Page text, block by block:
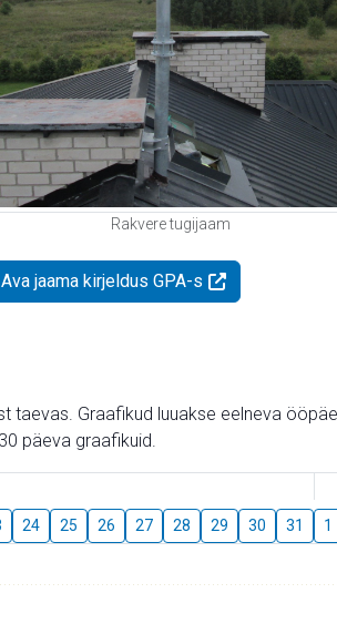
Rakvere tugijaam
Ava jaama kirjeldus GPA-s
taevas. Graafikud luuakse eelneva
päeva graafikuid.
24 25 26 27 28 29 30 31 1